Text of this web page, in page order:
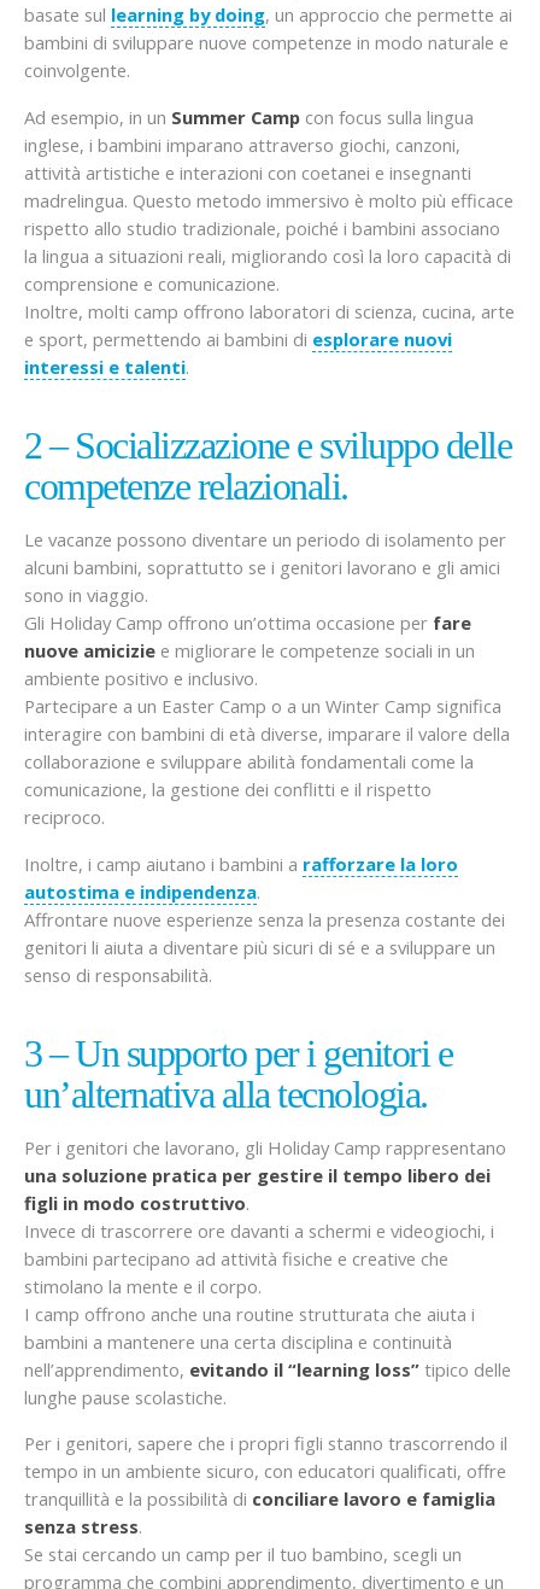
basate sul learning by doing, un approccio che permette ai
bambini di sviluppare nuove competenze in modo naturale e
coinvolgente.
Ad esempio, in un Summer Camp con focus sulla lingua
inglese, i bambini imparano attraverso giochi, canzoni,
attività artistiche e interazioni con coetanei e insegnanti
madrelingua. Questo metodo immersivo è molto più efficace
rispetto allo studio tradizionale, poiché i bambini associano
la lingua a situazioni reali, migliorando così la loro capacità di
comprensione e comunicazione.
Inoltre, molti camp offrono laboratori di scienza, cucina, arte
e sport, permettendo ai bambini di esplorare nuovi
interessi e talenti.
2 – Socializzazione e sviluppo delle
competenze relazionali.
Le vacanze possono diventare un periodo di isolamento per
alcuni bambini, soprattutto se i genitori lavorano e gli amici
sono in viaggio.
Gli Holiday Camp offrono un’ottima occasione per fare
nuove amicizie e migliorare le competenze sociali in un
ambiente positivo e inclusivo.
Partecipare a un Easter Camp o a un Winter Camp significa
interagire con bambini di età diverse, imparare il valore della
collaborazione e sviluppare abilità fondamentali come la
comunicazione, la gestione dei conflitti e il rispetto
reciproco.
Inoltre, i camp aiutano i bambini a rafforzare la loro
autostima e indipendenza.
Affrontare nuove esperienze senza la presenza costante dei
genitori li aiuta a diventare più sicuri di sé e a sviluppare un
senso di responsabilità.
3 – Un supporto per i genitori e
un’alternativa alla tecnologia.
Per i genitori che lavorano, gli Holiday Camp rappresentano
una soluzione pratica per gestire il tempo libero dei
figli in modo costruttivo.
Invece di trascorrere ore davanti a schermi e videogiochi, i
bambini partecipano ad attività fisiche e creative che
stimolano la mente e il corpo.
I camp offrono anche una routine strutturata che aiuta i
bambini a mantenere una certa disciplina e continuità
nell’apprendimento, evitando il “learning loss” tipico delle
lunghe pause scolastiche.
Per i genitori, sapere che i propri figli stanno trascorrendo il
tempo in un ambiente sicuro, con educatori qualificati, offre
tranquillità e la possibilità di conciliare lavoro e famiglia
senza stress.
Se stai cercando un camp per il tuo bambino, scegli un
programma che combini apprendimento, divertimento e un